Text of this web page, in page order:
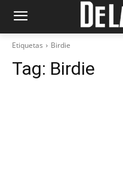
Etiquetas Birdie
Tag: Birdie